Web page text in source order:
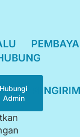
Hubungi
Admin